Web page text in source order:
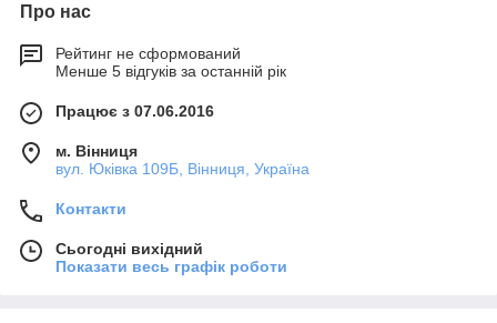
Про нас
Рейтинг не сформований
Менше 5 відгуків за останній рік
Працює з 07.06.2016
м. Вінниця
вул. Юківка 109Б, Вінниця, Україна
Контакти
Сьогодні вихідний
Показати весь графік роботи